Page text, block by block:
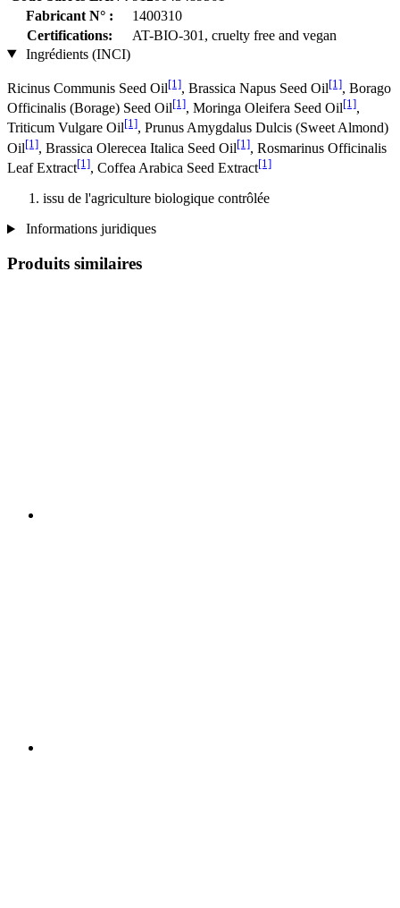
Fabricant N° :
1400310
Certifications:
AT-BIO-301, cruelty free and vegan
Ingrédients (INCI)
Ricinus Communis Seed Oil[1], Brassica Napus Seed Oil[1], Borago
Officinalis (Borage) Seed Oil[1], Moringa Oleifera Seed Oil[1],
Triticum Vulgare Oil[1], Prunus Amygdalus Dulcis (Sweet Almond)
Oil[1], Brassica Olerecea Italica Seed Oil[1], Rosmarinus Officinalis
Leaf Extract[1], Coffea Arabica Seed Extract[1]
issu de l'agriculture biologique contrôlée
Informations juridiques
Produits similaires